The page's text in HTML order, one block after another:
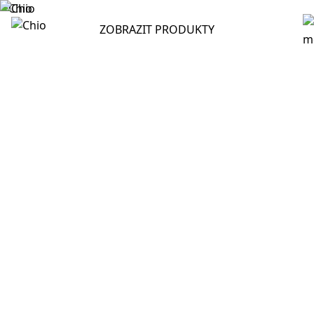
ZOBRAZIT PRODUKTY